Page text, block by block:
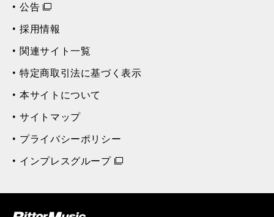
公告
採用情報
関連サイト一覧
特定商取引法に基づく表示
本サイトについて
サイトマップ
プライバシーポリシー
インプレスグループ